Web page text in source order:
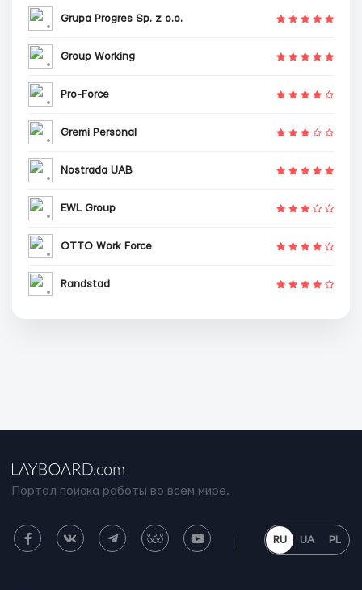
Grupa Progres Sp. z o.o.
Group Working
Pro-Force
Gremi Personal
Nostrada UAB
EWL Group
OTTO Work Force
Randstad
Портал поиска работы во всем мире.
RU UA PL